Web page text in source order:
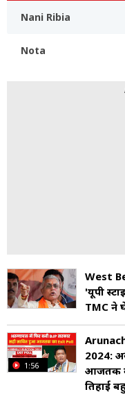
Nani Ribia
Nota
West
'यूपी
TMC ने
1:56
2024:
आजतक
तिहाई